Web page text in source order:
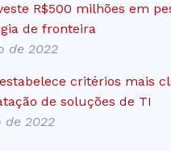
R$500 milhões em
de fronteira
de 2022
critérios mais
de soluções de TI
de 2022